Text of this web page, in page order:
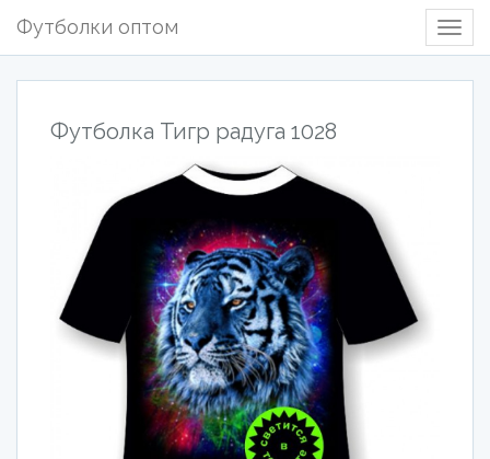
Футболки оптом
Футболка Тигр радуга 1028